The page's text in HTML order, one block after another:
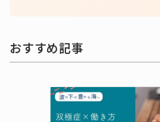
おすすめ記事